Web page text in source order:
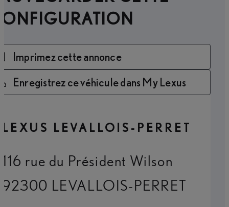
Imprimez cette annonce
Enregistrez ce véhicule dans My Lexus
LEXUS LEVALLOIS-PERRET
116 rue du Président Wilson
92300 LEVALLOIS-PERRET